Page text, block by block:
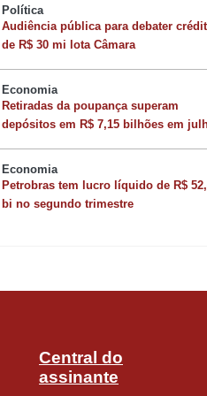
no canal situações
por terceiros atende
Quer
risoto
Política
Audiência pública para debater
de R$ 30 mi lota Câmara
Economia
Retiradas da poupança superam
depósitos em R$ 7,15 bilhões em
Economia
Petrobras tem lucro líquido de R$
bi no segundo trimestre
Central do
assinante